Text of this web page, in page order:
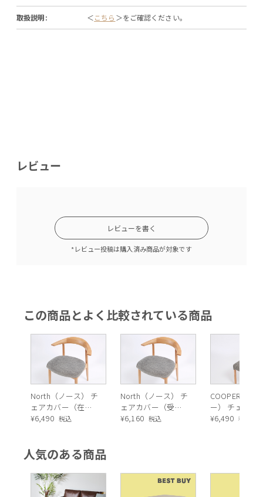
取扱説明: ＜こちら ＞をご確認ください。
レビュー
レビューを書く
*レビュー投稿は購入済み商品が対象です
この商品とよく比較されている商品
North（ノース） チ
ェアカバー（在庫
品）
¥6,490 税込
North（ノース） チ
ェアカバー（受注
生産品）
¥6,160 税込
COOPER（ク
ー） チェアカ
（受注生産品
¥6,490 税込
人気のある商品